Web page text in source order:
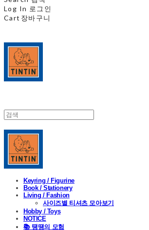
Log In 로그인
Cart 장바구니
Keyring / Figurine
Book / Stationery
Living / Fashion
사이즈별 티셔츠 모아보기
Hobby / Toys
NOTICE
📚 땡땡의 모험